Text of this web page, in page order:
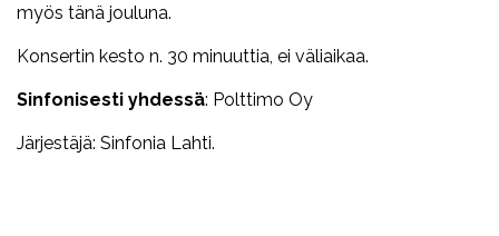
myös tänä jouluna.
Konsertin kesto n. 30 minuuttia, ei väliaikaa.
Sinfonisesti yhdessä: Polttimo Oy
Järjestäjä: Sinfonia Lahti.